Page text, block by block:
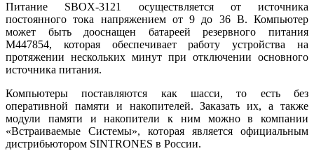
Питание SBOX‑3121 осуществляется от источника
постоянного тока напряжением от 9 до 36 В. Компьютер
может быть дооснащен батареей резервного питания
M447854, которая обеспечивает работу устройства на
протяжении нескольких минут при отключении основного
источника питания.
Компьютеры поставляются как шасси, то есть без
оперативной памяти и накопителей. Заказать их, а также
модули памяти и накопители к ним можно в компании
«Встраиваемые Системы», которая является официальным
дистрибьютором SINTRONES в России.